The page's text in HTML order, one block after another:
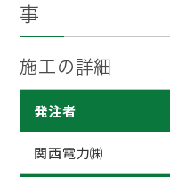
事
施工の詳細
発注者
関西電力㈱